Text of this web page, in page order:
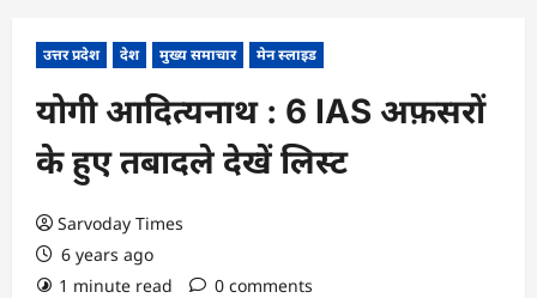
उत्तर प्रदेश देश मुख्य समाचार मेन स्लाइड
योगी आदित्यनाथ : 6 IAS अफ़सरों
के हुए तबादले देखें लिस्ट
Sarvoday Times
6 years ago
1 minute read
0 comments